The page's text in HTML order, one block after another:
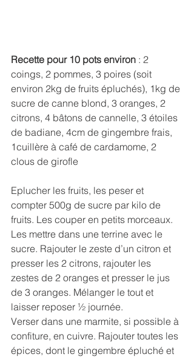
Recette pour 10 pots environ : 2
coings, 2 pommes, 3 poires (soit
environ 2kg de fruits épluchés), 1kg de
sucre de canne blond, 3 oranges, 2
citrons, 4 bâtons de cannelle, 3 étoiles
de badiane, 4cm de gingembre frais,
1cuillère à café de cardamome, 2
clous de girofle
Eplucher les fruits, les peser et
compter 500g de sucre par kilo de
fruits. Les couper en petits morceaux.
Les mettre dans une terrine avec le
sucre. Rajouter le zeste d’un citron et
presser les 2 citrons, rajouter les
zestes de 2 oranges et presser le jus
de 3 oranges. Mélanger le tout et
laisser reposer ½ journée.
Verser dans une marmite, si possible à
confiture, en cuivre. Rajouter toutes les
épices, dont le gingembre épluché et